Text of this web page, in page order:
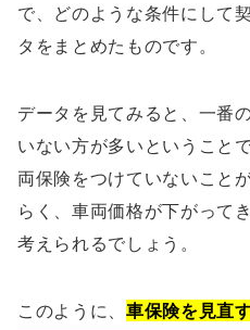
で、どのような条件にして
タをまとめたものです。
データを見てみると、一番
いない方が多いということ
両保険をつけていないこと
らく、車両価格が下がって
考えられるでしょう。
このように、 車保険を見直